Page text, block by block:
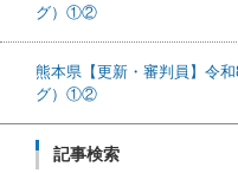
グ）①②
熊本県【更新・審判員】令
グ）①②
記事検索